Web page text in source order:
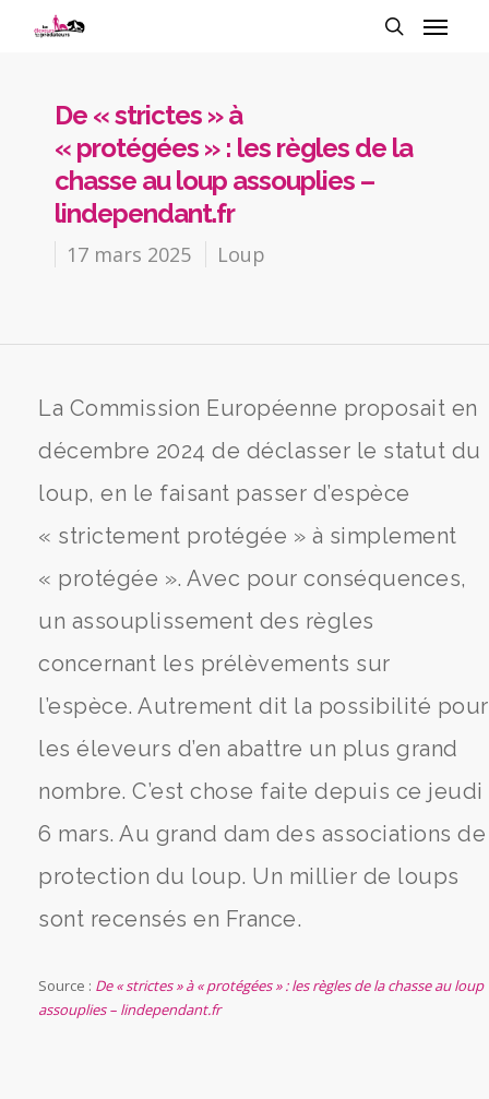
De « strictes » à
« protégées » : les règles de la
chasse au loup assouplies –
lindependant.fr
17 mars 2025 Loup
La Commission Européenne proposait en
décembre 2024 de déclasser le statut du
loup, en le faisant passer d’espèce
« strictement protégée » à simplement
« protégée ». Avec pour conséquences,
un assouplissement des règles
concernant les prélèvements sur
l’espèce. Autrement dit la possibilité pour
les éleveurs d’en abattre un plus grand
nombre. C’est chose faite depuis ce jeudi
6 mars. Au grand dam des associations de
protection du loup. Un millier de loups
sont recensés en France.
Source : De « strictes » à « protégées » : les règles de la chasse au loup
assouplies – lindependant.fr